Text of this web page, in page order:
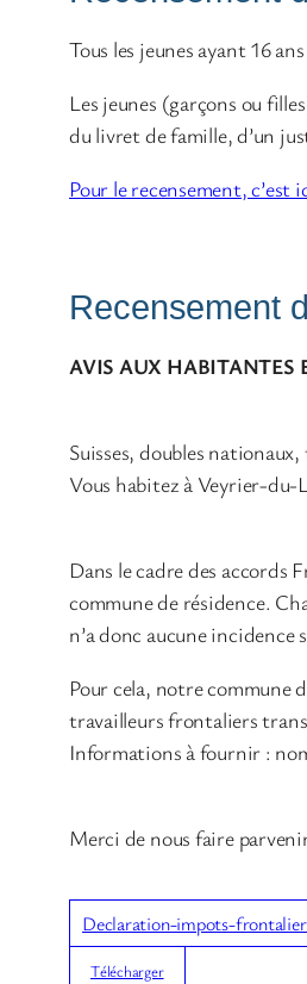
Tous les jeunes ayant 16
Les jeunes (garçons ou
du livret de famille, d’un
Pour le recensement, c’est
Recensement
AVIS AUX HABITANTES
Suisses, doubles
Vous habitez à Veyrier-du-
Dans le cadre des accords
commune de résidence.
n’a donc aucune
Pour cela, notre commune
travailleurs frontaliers
Informations à fournir :
Merci de nous faire
Declaration-impots-
Télécharger